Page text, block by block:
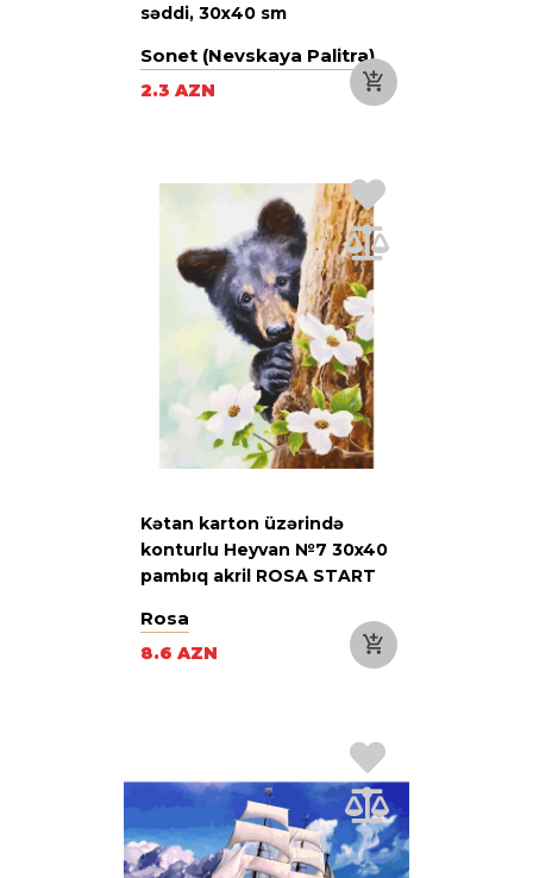
səddi, 30х40 sm
Sonet (Nevskaya Palitra)
2.3 AZN
Kətan karton üzərində
konturlu Heyvan №7 30x40
pambıq akril ROSA START
Rosa
8.6 AZN